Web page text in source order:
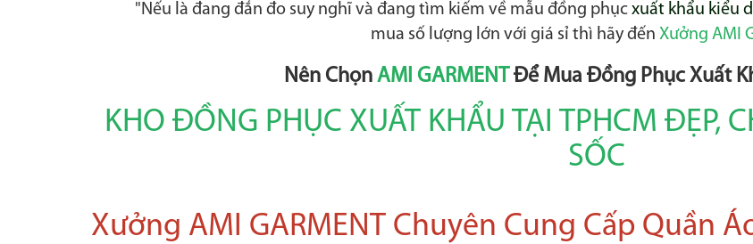
"Nếu là đang đắn đo suy nghĩ và đang tìm kiếm về mẫu đồng phục xuất khẩu kiểu
mua số lượng lớn với giá sỉ thì hãy đến Xưởng AMI
Nên Chọn AMI GARMENT Để Mua Đồng Phục Xuất
KHO ĐỒNG PHỤC XUẤT KHẨU TẠI TPHCM ĐẸP,
SỐC
Xưởng AMI GARMENT Chuyên Cung Cấp Quần